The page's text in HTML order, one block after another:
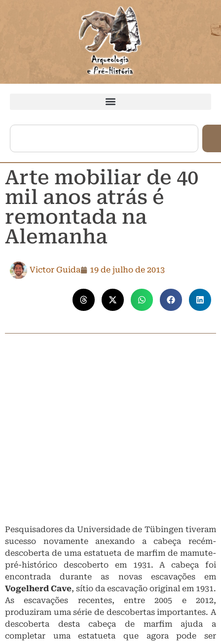
Arte mobiliar de 40
mil anos atrás é
remontada na
Alemanha
Victor Guida 19 de julho de 2013
Pesquisadores da Universidade de Tübingen tiveram
sucesso novamente anexando a cabeça recém-
descoberta de uma estatueta de marfim de mamute-
pré-histórico descoberto em 1931. A cabeça foi
encontrada durante as novas escavações em
Vogelherd Cave, sítio da escavação original em 1931.
As escavações recentes, entre 2005 e 2012,
produziram uma série de descobertas importantes. A
descoberta desta cabeça de marfim ajuda a
completar uma estatueta que agora pode ser